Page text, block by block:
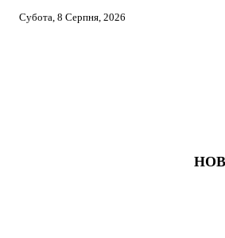
Субота, 8 Серпня, 2026